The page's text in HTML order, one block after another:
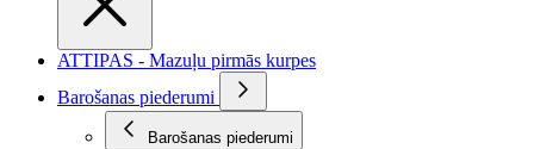
ATTIPAS - Mazuļu pirmās kurpes
Barošanas piederumi
Barošanas piederumi